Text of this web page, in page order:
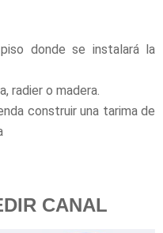
donde se instalará la
radier o madera.
construir una tarima de
CANAL